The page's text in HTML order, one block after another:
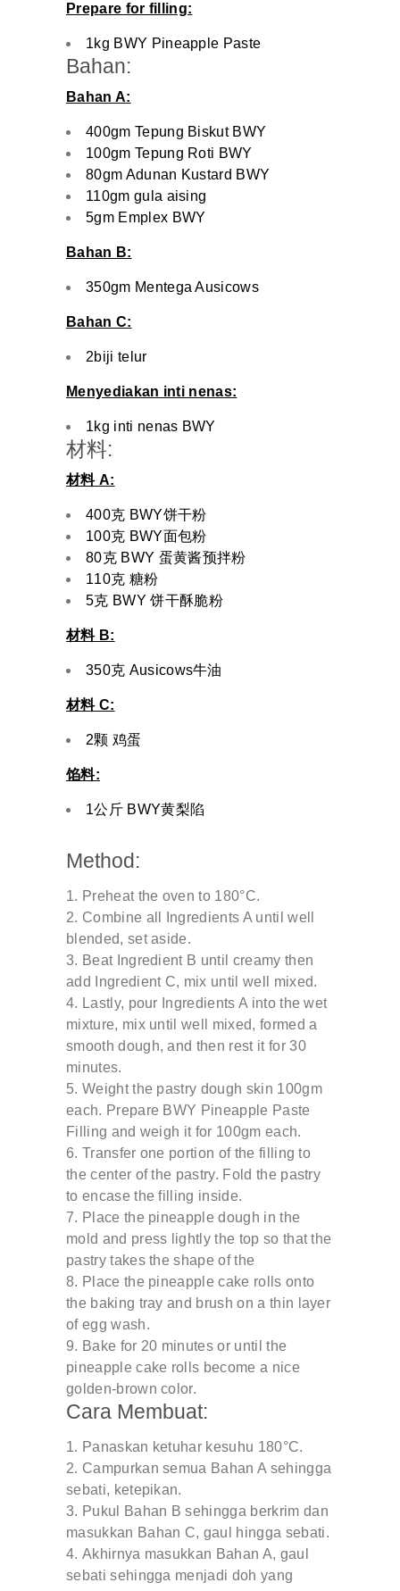
Prepare for filling:
1kg BWY Pineapple Paste
Bahan:
Bahan A:
400gm Tepung Biskut BWY
100gm Tepung Roti BWY
80gm Adunan Kustard BWY
110gm gula aising
5gm Emplex BWY
Bahan B:
350gm Mentega Ausicows
Bahan C:
2biji telur
Menyediakan inti nenas:
1kg inti nenas BWY
材料:
材料 A:
400克 BWY饼干粉
100克 BWY面包粉
80克 BWY 蛋黄酱预拌粉
110克 糖粉
5克 BWY 饼干酥脆粉
材料 B:
350克 Ausicows牛油
材料 C:
2颗 鸡蛋
馅料:
1公斤 BWY黄梨陷
Method:
Preheat the oven to 180°C.
Combine all Ingredients A until well
blended, set aside.
Beat Ingredient B until creamy then
add Ingredient C, mix until well mixed.
Lastly, pour Ingredients A into the wet
mixture, mix until well mixed, formed a
smooth dough, and then rest it for 30
minutes.
Weight the pastry dough skin 100gm
each. Prepare BWY Pineapple Paste
Filling and weigh it for 100gm each.
Transfer one portion of the filling to
the center of the pastry. Fold the pastry
to encase the filling inside.
Place the pineapple dough in the
mold and press lightly the top so that the
pastry takes the shape of the
Place the pineapple cake rolls onto
the baking tray and brush on a thin layer
of egg wash.
Bake for 20 minutes or until the
pineapple cake rolls become a nice
golden-brown color.
Cara Membuat:
Panaskan ketuhar kesuhu 180°C.
Campurkan semua Bahan A sehingga
sebati, ketepikan.
Pukul Bahan B sehingga berkrim dan
masukkan Bahan C, gaul hingga sebati.
Akhirnya masukkan Bahan A, gaul
sebati sehingga menjadi doh yang